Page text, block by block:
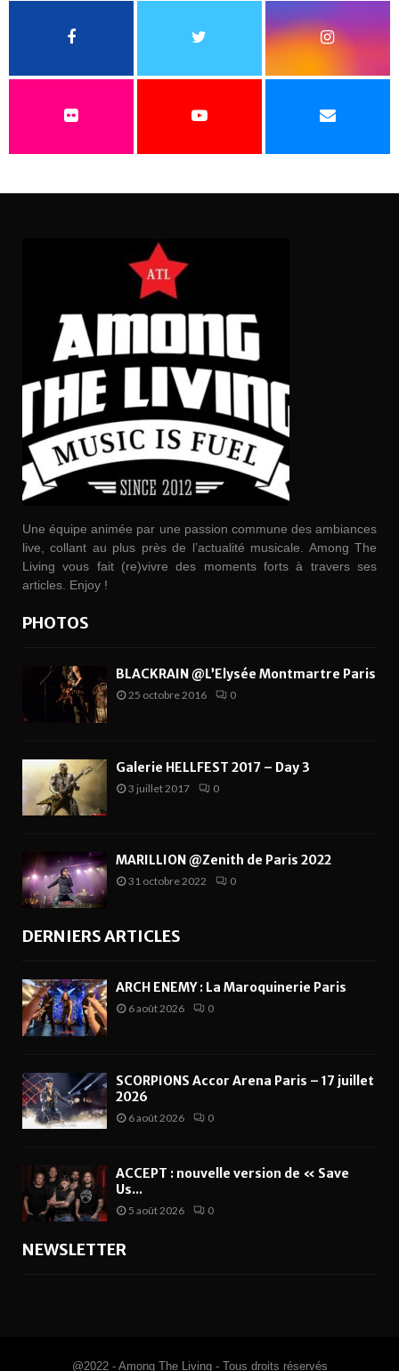
Une équipe animée par une passion commune des ambiances
live, collant au plus près de l’actualité musicale. Among The
Living vous fait (re)vivre des moments forts à travers ses
articles. Enjoy !
PHOTOS
BLACKRAIN @L’Elysée Montmartre Paris
25 octobre 2016 0
Galerie HELLFEST 2017 – Day 3
3 juillet 2017 0
MARILLION @Zenith de Paris 2022
31 octobre 2022 0
DERNIERS ARTICLES
ARCH ENEMY : La Maroquinerie Paris
6 août 2026 0
SCORPIONS Accor Arena Paris – 17 juillet
2026
6 août 2026 0
ACCEPT : nouvelle version de « Save
Us...
5 août 2026 0
NEWSLETTER
@2022 - Among The Living - Tous droits réservés